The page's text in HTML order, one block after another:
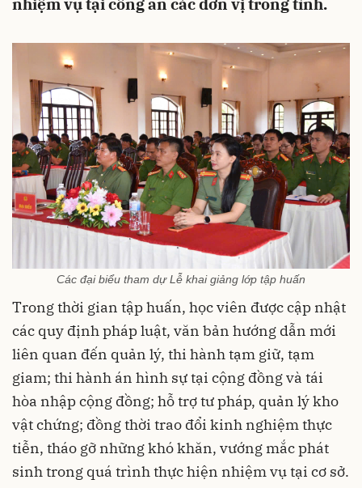
nhiệm vụ tại công an các đơn vị trong tỉnh.
Các đại biểu tham dự Lễ khai giảng lớp tập huấn
Trong thời gian tập huấn, học viên được cập nhật
các quy định pháp luật, văn bản hướng dẫn mới
liên quan đến quản lý, thi hành tạm giữ, tạm
giam; thi hành án hình sự tại cộng đồng và tái
hòa nhập cộng đồng; hỗ trợ tư pháp, quản lý kho
vật chứng; đồng thời trao đổi kinh nghiệm thực
tiễn, tháo gỡ những khó khăn, vướng mắc phát
sinh trong quá trình thực hiện nhiệm vụ tại cơ sở.